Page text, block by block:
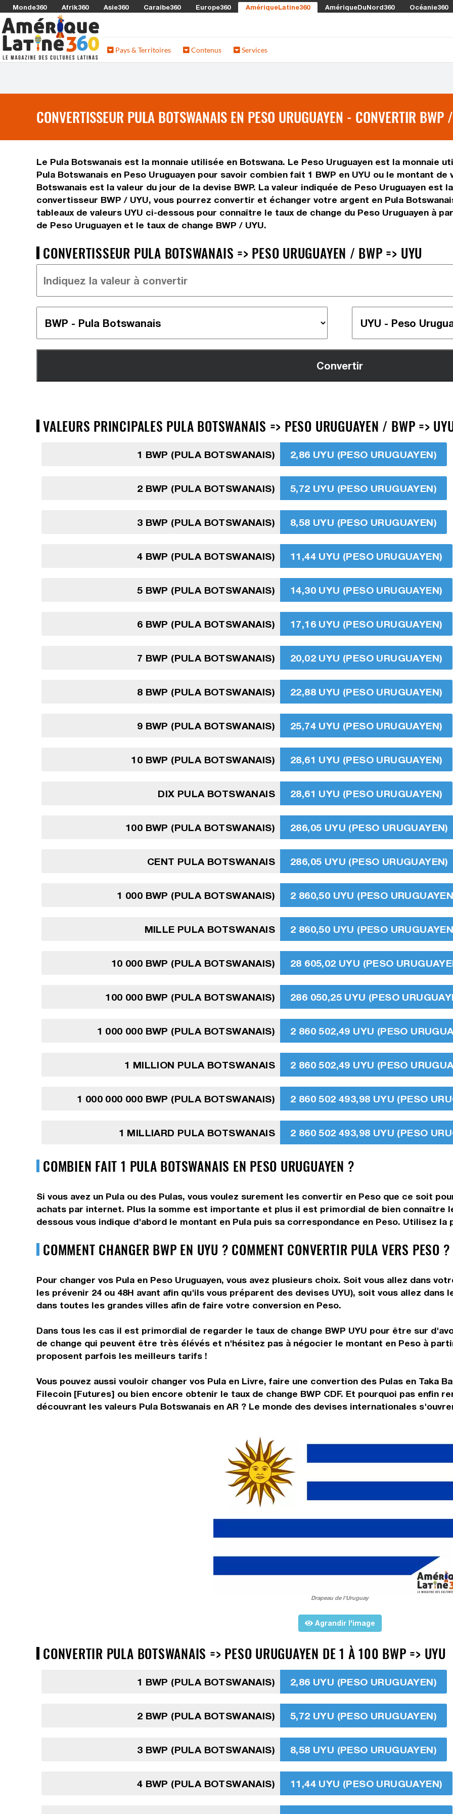
Monde360 Afrik360 Asie360 Caraibe360 Europe360 AmériqueLatine360 AmériqueDuNord360 Océanie360
Pays & Territoires Contenus Services
CONVERTISSEUR PULA BOTSWANAIS EN PESO URUGUAYEN - CONVERTIR BWP
Le Pula Botswanais est la monnaie utilisée en Botswana. Le Peso Uruguayen est la monnaie
Pula Botswanais en Peso Uruguayen pour savoir combien fait 1 BWP en UYU ou le montant
Botswanais est la valeur du jour de la devise BWP. La valeur indiquée de Peso Uruguayen est
convertisseur BWP / UYU, vous pourrez convertir et échanger votre argent en Pula
tableaux de valeurs UYU ci-dessous pour connaître le taux de change du Peso Uruguayen à
de Peso Uruguayen et le taux de change BWP / UYU.
CONVERTISSEUR PULA BOTSWANAIS => PESO URUGUAYEN / BWP => UYU
VALEURS PRINCIPALES PULA BOTSWANAIS => PESO URUGUAYEN / BWP =>
1 BWP (PULA BOTSWANAIS) 2,86 UYU (PESO URUGUAYEN)
2 BWP (PULA BOTSWANAIS) 5,72 UYU (PESO URUGUAYEN)
3 BWP (PULA BOTSWANAIS) 8,58 UYU (PESO URUGUAYEN)
4 BWP (PULA BOTSWANAIS) 11,44 UYU (PESO URUGUAYEN)
5 BWP (PULA BOTSWANAIS) 14,30 UYU (PESO URUGUAYEN)
6 BWP (PULA BOTSWANAIS) 17,16 UYU (PESO URUGUAYEN)
7 BWP (PULA BOTSWANAIS) 20,02 UYU (PESO URUGUAYEN)
8 BWP (PULA BOTSWANAIS) 22,88 UYU (PESO URUGUAYEN)
9 BWP (PULA BOTSWANAIS) 25,74 UYU (PESO URUGUAYEN)
10 BWP (PULA BOTSWANAIS) 28,61 UYU (PESO URUGUAYEN)
DIX PULA BOTSWANAIS 28,61 UYU (PESO URUGUAYEN)
100 BWP (PULA BOTSWANAIS) 286,05 UYU (PESO URUGUAYEN)
CENT PULA BOTSWANAIS 286,05 UYU (PESO URUGUAYEN)
1 000 BWP (PULA BOTSWANAIS) 2 860,50 UYU (PESO
MILLE PULA BOTSWANAIS 2 860,50 UYU (PESO
10 000 BWP (PULA BOTSWANAIS) 28 605,02 UYU (PESO
100 000 BWP (PULA BOTSWANAIS) 286 050,25 UYU (PESO
1 000 000 BWP (PULA BOTSWANAIS) 2 860 502,49 UYU (PESO
1 MILLION PULA BOTSWANAIS 2 860 502,49 UYU (PESO
1 000 000 000 BWP (PULA BOTSWANAIS) 2 860 502 493,98 UYU (PESO
1 MILLIARD PULA BOTSWANAIS 2 860 502 493,98 UYU (PESO
COMBIEN FAIT 1 PULA BOTSWANAIS EN PESO URUGUAYEN ?
Si vous avez un Pula ou des Pulas, vous voulez surement les convertir en Peso que ce soit
achats par internet. Plus la somme est importante et plus il est primordial de bien connaître
dessous vous indique d'abord le montant en Pula puis sa correspondance en Peso. Utilisez la
COMMENT CHANGER BWP EN UYU ? COMMENT CONVERTIR PULA VERS PESO ?
Pour changer vos Pula en Peso Uruguayen, vous avez plusieurs choix. Soit vous allez dans
les prévenir 24 ou 48H avant afin qu'ils vous préparent des devises UYU), soit vous allez dans
dans toutes les grandes villes afin de faire votre conversion en Peso.
Dans tous les cas il est primordial de regarder le taux de change BWP UYU pour être sur
de change qui peuvent être très élévés et n'hésitez pas à négocier le montant en Peso à
proposent parfois les meilleurs tarifs !
Vous pouvez aussi vouloir changer vos Pula en Livre, faire une convertion des Pulas en Taka
Filecoin [Futures] ou bien encore obtenir le taux de change BWP CDF. Et pourquoi pas enfin
découvrant les valeurs Pula Botswanais en AR ? Le monde des devises internationales
Drapeau de l'Uruguay
Agrandir l'image
CONVERTIR PULA BOTSWANAIS => PESO URUGUAYEN DE 1 À 100 BWP => UYU
1 BWP (PULA BOTSWANAIS) 2,86 UYU (PESO URUGUAYEN)
2 BWP (PULA BOTSWANAIS) 5,72 UYU (PESO URUGUAYEN)
3 BWP (PULA BOTSWANAIS) 8,58 UYU (PESO URUGUAYEN)
4 BWP (PULA BOTSWANAIS) 11,44 UYU (PESO URUGUAYEN)